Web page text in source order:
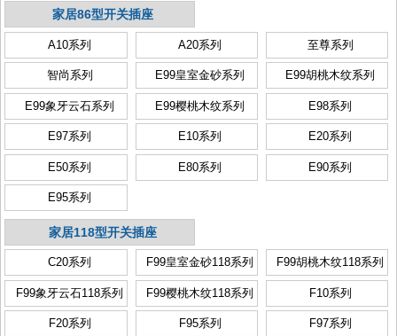
家居86型开关插座
A10系列 A20系列 至尊系列
智尚系列 E99皇室金砂系列 E99胡桃木纹系列
E99象牙云石系列 E99樱桃木纹系列 E98系列
E97系列 E10系列 E20系列
E50系列 E80系列 E90系列
E95系列
家居118型开关插座
C20系列 F99皇室金砂118系列 F99胡桃木纹118系列
F99象牙云石118系列 F99樱桃木纹118系列 F10系列
F20系列 F95系列 F97系列